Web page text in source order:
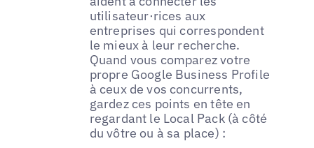
utilisateur·rices aux
entreprises qui correspondent
le mieux à leur recherche.
Quand vous comparez votre
propre Google Business Profile
à ceux de vos concurrents,
gardez ces points en tête en
regardant le Local Pack (à côté
du vôtre ou à sa place) :